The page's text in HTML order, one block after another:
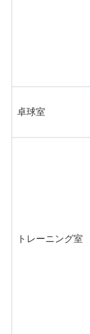
卓球室
トレーニング室